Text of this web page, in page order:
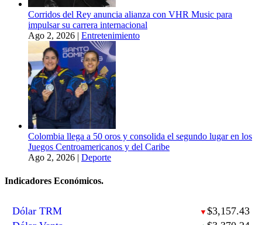
Corridos del Rey anuncia alianza con VHR Music para
impulsar su carrera internacional
Ago 2, 2026 | Entretenimiento
Colombia llega a 50 oros y consolida el segundo lugar en los
Juegos Centroamericanos y del Caribe
Ago 2, 2026 | Deporte
Indicadores Económicos.
Dólar TRM ▼ $3,157.43